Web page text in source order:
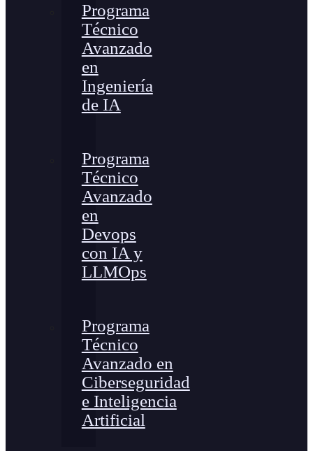
Programa
Técnico
Avanzado
en
Ingeniería
de IA
Programa
Técnico
Avanzado
en
Devops
con IA y
LLMOps
Programa
Técnico
Avanzado en
Ciberseguridad
e Inteligencia
Artificial